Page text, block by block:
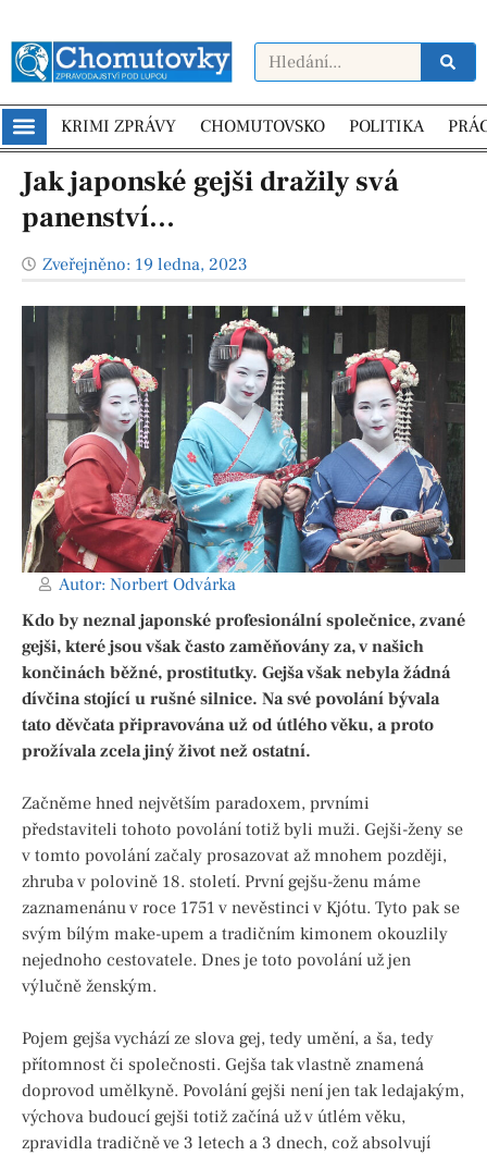
KRIMI ZPRÁVY CHOMUTOVSKO POLITIKA
Jak japonské gejši dražily svá
panenství…
Zveřejněno: 19 ledna, 2023
Autor: Norbert Odvárka
Kdo by neznal japonské profesionální společnice, zvané
gejši, které jsou však často zaměňovány za, v našich
končinách běžné, prostitutky. Gejša však nebyla žádná
dívčina stojící u rušné silnice. Na své povolání bývala
tato děvčata připravována už od útlého věku, a proto
prožívala zcela jiný život než ostatní.
Začněme hned největším paradoxem, prvními
představiteli tohoto povolání totiž byli muži. Gejši-ženy se
v tomto povolání začaly prosazovat až mnohem později,
zhruba v polovině 18. století. První gejšu-ženu máme
zaznamenánu v roce 1751 v nevěstinci v Kjótu. Tyto pak se
svým bílým make-upem a tradičním kimonem okouzlily
nejednoho cestovatele. Dnes je toto povolání už jen
výlučně ženským.
Pojem gejša vychází ze slova gej, tedy umění, a ša, tedy
přítomnost či společnosti. Gejša tak vlastně znamená
doprovod umělkyně. Povolání gejši není jen tak ledajakým,
výchova budoucí gejši totiž začíná už v útlém věku,
zpravidla tradičně ve 3 letech a 3 dnech, což absolvují